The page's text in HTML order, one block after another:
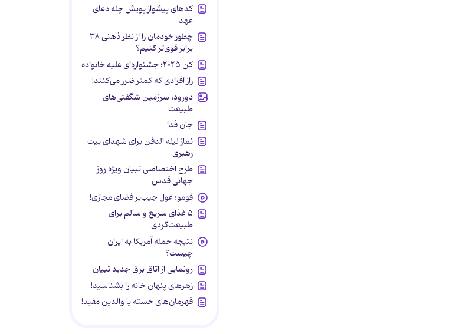
کدهای پیشواز پویش چله دعای
عهد
چطور خودمان را از نظر ذهنی ۳۸
برابر قوی‌تر کنیم؟
کن ۲۰۲۵؛ جشنواره‌ای علیه خانواده
راز افرادی که کمتر ضرر می‌کنند!
دورود، سرزمین شگفتی‌های
طبیعت
جان فدا
نماز لیله الدفن برای شهدای بیت
رهبری
طرح اختصاصی تبیان ویژه روز
جهانی قدس
فومو؛ غول جیب‌بر فضای مجازی!
۵ غذای سریع و سالم برای
طبیعت‌گردی
نتیجه حمله آمریکا به ایران
چیست؟
رونمایی از اتاق برق جدید تبیان
زهرهای پنهان خانه را بشناسید!
قهرمان‌های خسته یا والدین مفید!